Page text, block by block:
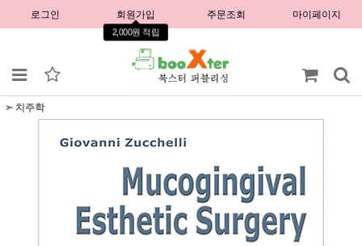
로그인 회원가입
2,000원 적립
주문조회 마이페이지
➣ 치주학